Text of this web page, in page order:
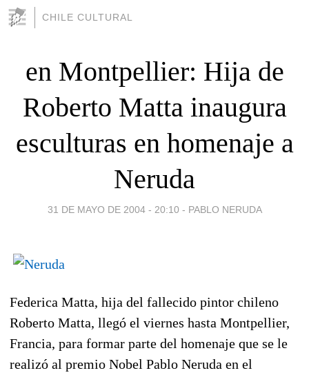
CHILE CULTURAL
en Montpellier: Hija de
Roberto Matta inaugura
esculturas en homenaje a
Neruda
31 DE MAYO DE 2004 - 20:10 - PABLO NERUDA
Federica Matta, hija del fallecido pintor chileno
Roberto Matta, llegó el viernes hasta Montpellier,
Francia, para formar parte del homenaje que se le
realizó al premio Nobel Pablo Neruda en el